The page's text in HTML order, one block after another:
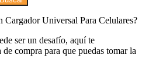
Cargador Universal Para Celulares?
ser un desafío, aquí te
compra para que puedas tomar la